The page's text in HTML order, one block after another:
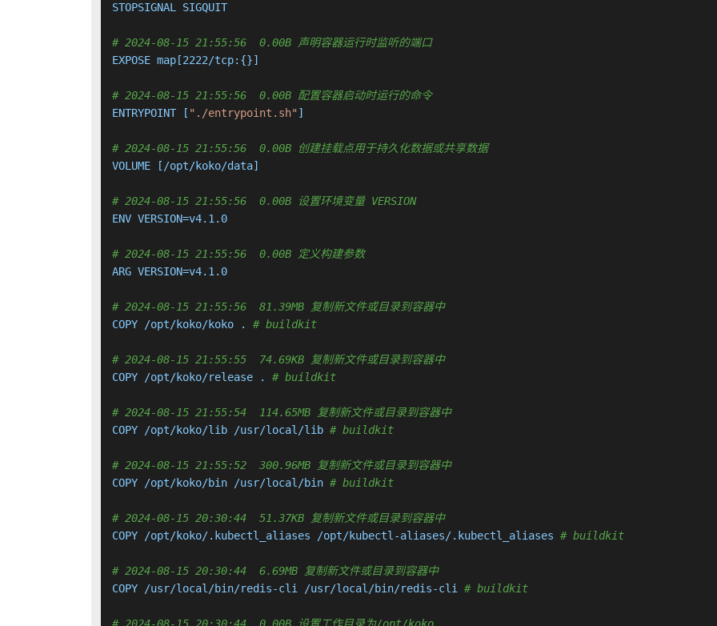
STOPSIGNAL SIGQUIT
# 2024-08-15 21:55:56  0.00B 声明容器运行时监听的端口
EXPOSE map[2222/tcp:{}]
# 2024-08-15 21:55:56  0.00B 配置容器启动时运行的命令
ENTRYPOINT [ "./entrypoint.sh" ]
# 2024-08-15 21:55:56  0.00B 创建挂载点用于持久化数据或共享数据
VOLUME [/opt/koko/data]
# 2024-08-15 21:55:56  0.00B 设置环境变量 VERSION
ENV VERSION=v4.1.0
# 2024-08-15 21:55:56  0.00B 定义构建参数
ARG VERSION=v4.1.0
# 2024-08-15 21:55:56  81.39MB 复制新文件或目录到容器中
COPY /opt/koko/koko . # buildkit
# 2024-08-15 21:55:55  74.69KB 复制新文件或目录到容器中
COPY /opt/koko/release . # buildkit
# 2024-08-15 21:55:54  114.65MB 复制新文件或目录到容器中
COPY /opt/koko/lib /usr/local/lib # buildkit
# 2024-08-15 21:55:52  300.96MB 复制新文件或目录到容器中
COPY /opt/koko/bin /usr/local/bin # buildkit
# 2024-08-15 20:30:44  51.37KB 复制新文件或目录到容器中
COPY /opt/koko/.kubectl_aliases /opt/kubectl-aliases/.kubectl_aliases # buildkit
# 2024-08-15 20:30:44  6.69MB 复制新文件或目录到容器中
COPY /usr/local/bin/redis-cli /usr/local/bin/redis-cli # buildkit